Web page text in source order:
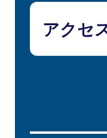
アクセ